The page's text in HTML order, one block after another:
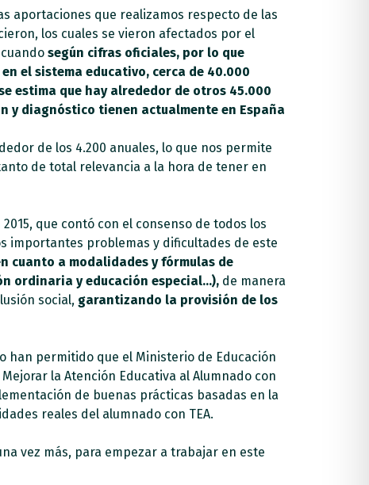
aportaciones que realizamos respecto de las
los cuales se vieron afectados por el
según cifras oficiales, por lo que
el sistema educativo, cerca de 40.000
estima que hay alrededor de otros 45.000
y diagnóstico tienen actualmente en España
de los 4.200 anuales, lo que nos permite
de total relevancia a la hora de tener en
que contó con el consenso de todos los
importantes problemas y dificultades de este
cuanto a modalidades y fórmulas de
ordinaria y educación especial…), de manera
social, garantizando la provisión de los
han permitido que el Ministerio de Educación
la Atención Educativa al Alumnado con
de buenas prácticas basadas en la
reales del alumnado con TEA.
vez más, para empezar a trabajar en este